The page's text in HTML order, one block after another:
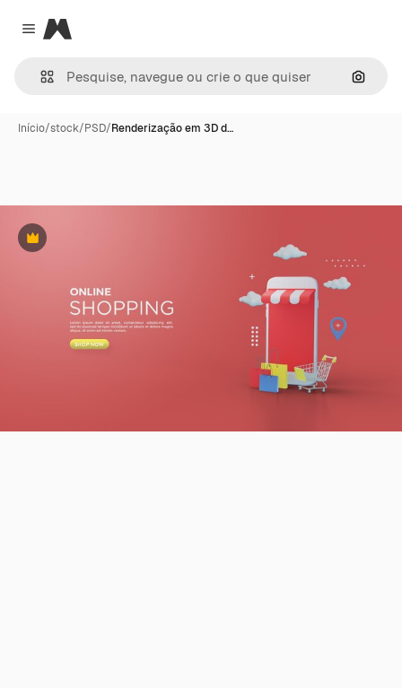
Close menu
Magnific
Início/stock/PSD/Renderização em 3D d…
Premium